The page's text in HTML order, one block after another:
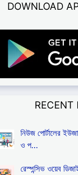
DOWNLOAD
RECENT
নিউজ পোর্টালের
ও প…
রেস্পন্সিভ ওয়েব